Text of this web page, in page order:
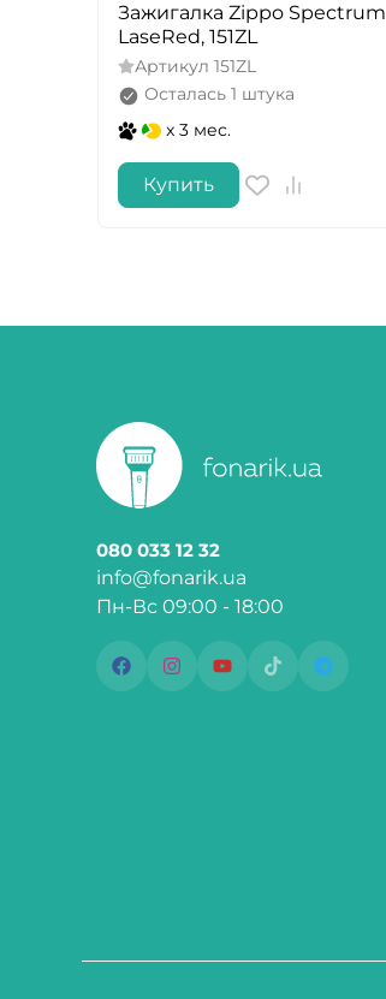
Зажигалка Zippo Spectrum
LaseRed, 151ZL
Артикул 151ZL
Осталась 1 штука
x 3 мес.
Купить
080 033 12 32
info@fonarik.ua
Пн-Вс 09:00 - 18:00